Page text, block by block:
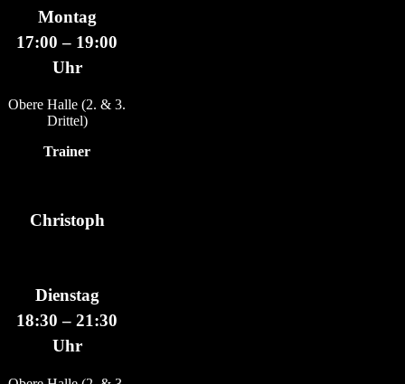
Montag
17:00 – 19:00
Uhr
Obere Halle (2. & 3.
Drittel)
Trainer
Christoph
Dienstag
18:30 – 21:30
Uhr